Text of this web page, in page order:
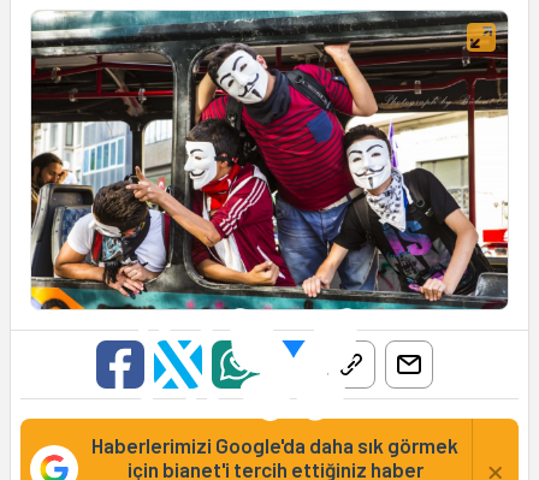
Haberlerimizi Google'da daha sık görmek
için bianet'i tercih ettiğiniz haber
×